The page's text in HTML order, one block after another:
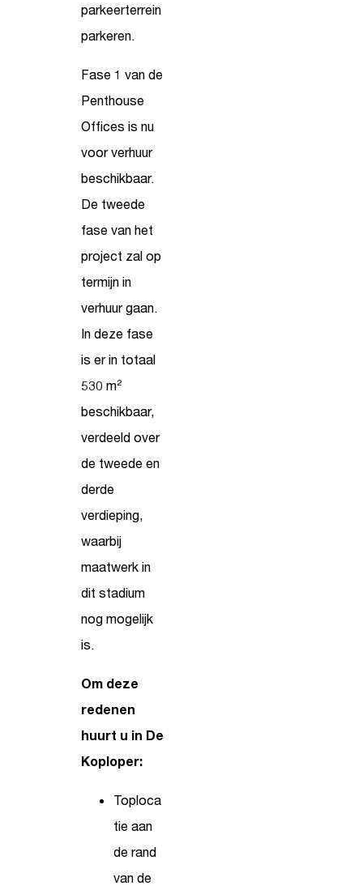
parkeerterrein
parkeren.
Fase 1 van de
Penthouse
Offices is nu
voor verhuur
beschikbaar.
De tweede
fase van het
project zal op
termijn in
verhuur gaan.
In deze fase
is er in totaal
530 m²
beschikbaar,
verdeeld over
de tweede en
derde
verdieping,
waarbij
maatwerk in
dit stadium
nog mogelijk
is.
Om deze
redenen
huurt u in De
Koploper:
Toploca
tie aan
de rand
van de